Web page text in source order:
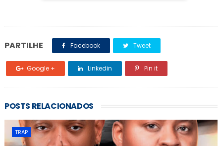
PARTILHE Facebook Tweet
Google + Linkedin Pin it
POSTS RELACIONADOS
TRAP